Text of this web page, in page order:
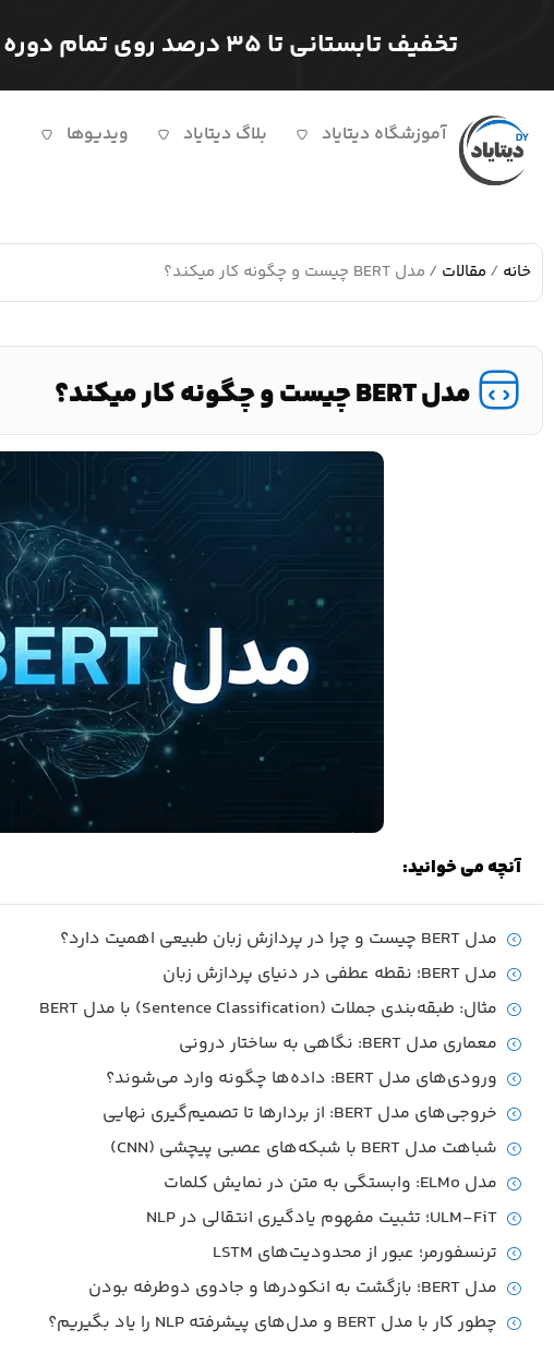
تخفیف تابستانی تا ۳۵ درصد روی تمام دوره ها
آموزشگاه دیتایاد بلاگ دیتایاد ویدیوها
خانه / مقالات / مدل BERT چیست و چگونه کار میکند؟
مدل BERT چیست و چگونه کار میکند؟
آنچه می خوانید:
مدل BERT چیست و چرا در پردازش زبان طبیعی اهمیت دارد؟
مدل BERT؛ نقطه عطفی در دنیای پردازش زبان
مثال: طبقه‌بندی جملات (Sentence Classification) با مدل BERT
معماری مدل BERT: نگاهی به ساختار درونی
ورودی‌های مدل BERT: داده‌ها چگونه وارد می‌شوند؟
خروجی‌های مدل BERT: از بردارها تا تصمیم‌گیری نهایی
شباهت مدل BERT با شبکه‌های عصبی پیچشی (CNN)
مدل ELMo: وابستگی به متن در نمایش کلمات
ULM-FiT؛ تثبیت مفهوم یادگیری انتقالی در NLP
ترنسفورمر؛ عبور از محدودیت‌های LSTM
مدل BERT؛ بازگشت به انکودرها و جادوی دوطرفه بودن
چطور کار با مدل BERT و مدل‌های پیشرفته NLP را یاد بگیریم؟